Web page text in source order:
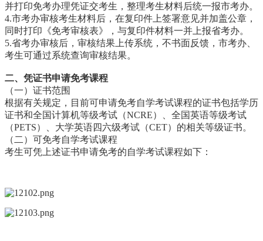
并打印免考办理凭证交考生，整理考生材料后统一报市考办。
4.市考办审核考生材料后，在复印件上签署意见并加盖公章，
同时打印《免考审核表》，与复印件材料一并上报省考办。
5.省考办审核后，审核结果上传系统，不书面反馈，市考办、
考生可通过系统查询审核结果。
二、凭证书申请免考课程
（一）证书范围
根据有关规定，目前可申请免考自学考试课程的证书包括学历
证书和全国计算机等级考试（NCRE）、全国英语等级考试
（PETS）、大学英语四六级考试（CET）的相关等级证书。
（二）可免考自学考试课程
考生可凭上述证书申请免考的自学考试课程如下：